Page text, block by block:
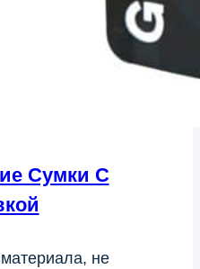
Сумки С
не